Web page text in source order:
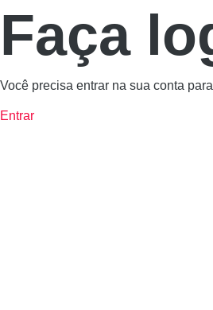
Faça
Você precisa entrar na sua conta
Entrar